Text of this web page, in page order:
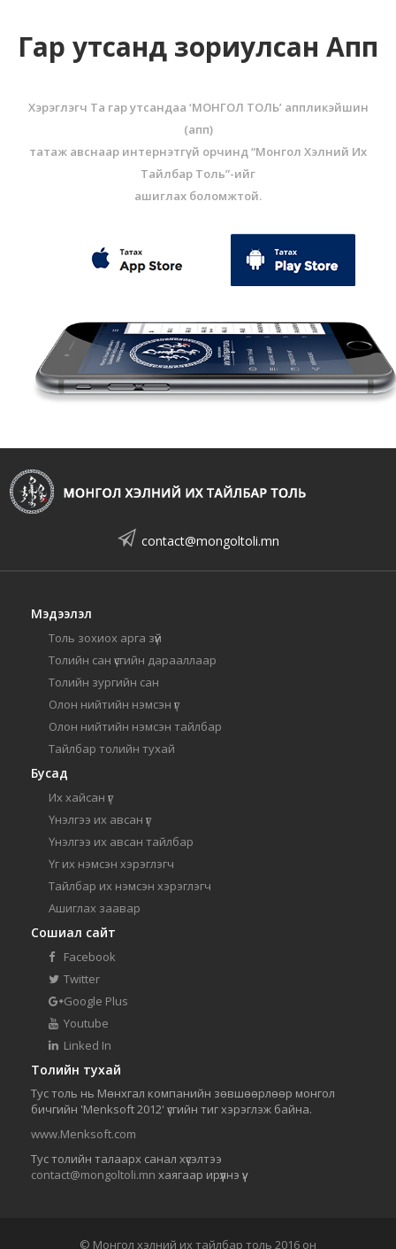
Гар утсанд зориулсан Апп
Хэрэглэгч Та гар утсандаа ‘МОНГОЛ ТОЛЬ’ аппликэйшин
(aпп)
татаж авснаар интернэтгүй орчинд “Монгол Хэлний Их
Тайлбар Толь”-ийг
ашиглах боломжтой.
contact@mongoltoli.mn
Мэдээлэл
Толь зохиох арга зүй
Толийн сан үсгийн дарааллаар
Толийн зургийн сан
Олон нийтийн нэмсэн үг
Олон нийтийн нэмсэн тайлбар
Тайлбар толийн тухай
Бусад
Их хайсан үг
Үнэлгээ их авсан үг
Үнэлгээ их авсан тайлбар
Үг их нэмсэн хэрэглэгч
Тайлбар их нэмсэн хэрэглэгч
Ашиглах заавар
Сошиал сайт
Facebook
Twitter
Google Plus
Youtube
Linked In
Толийн тухай
Тус толь нь Мөнхгал компанийн зөвшөөрлөөр монгол
бичгийн 'Menksoft 2012' үсгийн тиг хэрэглэж байна.
www.Menksoft.com
Тус толийн талаарх санал хүсэлтээ
contact@mongoltoli.mn хаягаар ирүүлнэ үү.
© Монгол хэлний их тайлбар толь 2016 он